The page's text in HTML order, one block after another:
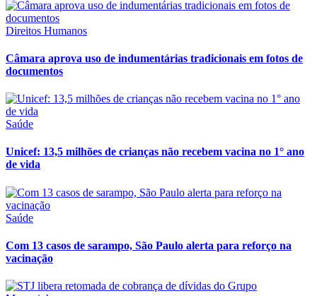
Direitos Humanos
Câmara aprova uso de indumentárias tradicionais em fotos de
documentos
Saúde
Unicef: 13,5 milhões de crianças não recebem vacina no 1° ano
de vida
Saúde
Com 13 casos de sarampo, São Paulo alerta para reforço na
vacinação